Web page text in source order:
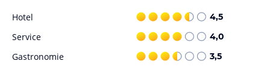
Hotel 4,5
Service 4,0
Gastronomie 3,5